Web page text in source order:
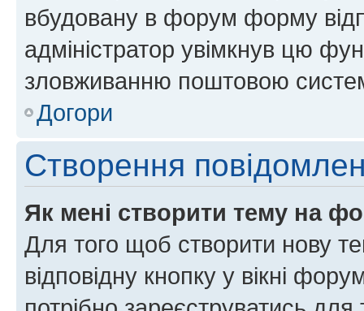
вбудовану в форум форму
адміністратор увімкнув цю
зловживанню поштовою
Догори
Створення
Як мені створити тему на
Для того щоб створити нову
відповідну кнопку у вікні